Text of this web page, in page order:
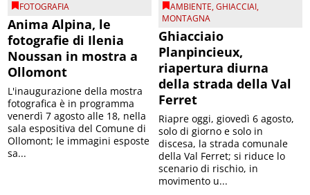
FOTOGRAFIA
Anima Alpina, le
fotografie di Ilenia
Noussan in mostra a
Ollomont
L'inaugurazione della mostra
fotografica è in programma
venerdì 7 agosto alle 18, nella
sala espositiva del Comune di
Ollomont; le immagini esposte
sa...
AMBIENTE,GHIACCIAI,
MONTAGNA
Ghiacciaio
Planpincieux,
riapertura diurna
della strada della Val
Ferret
Riapre oggi, giovedì 6 agosto,
solo di giorno e solo in
discesa, la strada comunale
della Val Ferret; si riduce lo
scenario di rischio, in
movimento u...